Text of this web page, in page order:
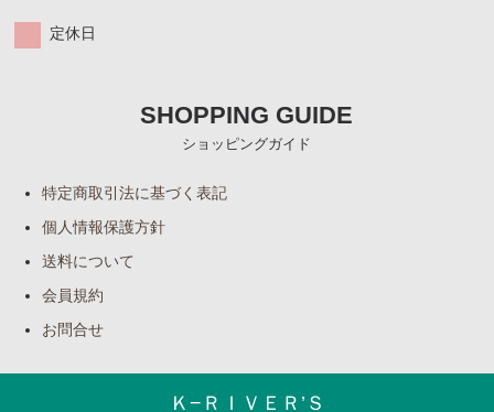
定休日
SHOPPING GUIDE
ショッピングガイド
特定商取引法に基づく表記
個人情報保護方針
送料について
会員規約
お問合せ
Ｋ−ＲＩＶＥＲ’Ｓ